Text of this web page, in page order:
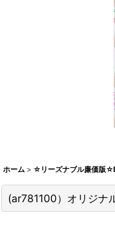
ホーム > ☆リーズナブル廉価版
(ar781100）オリジナ